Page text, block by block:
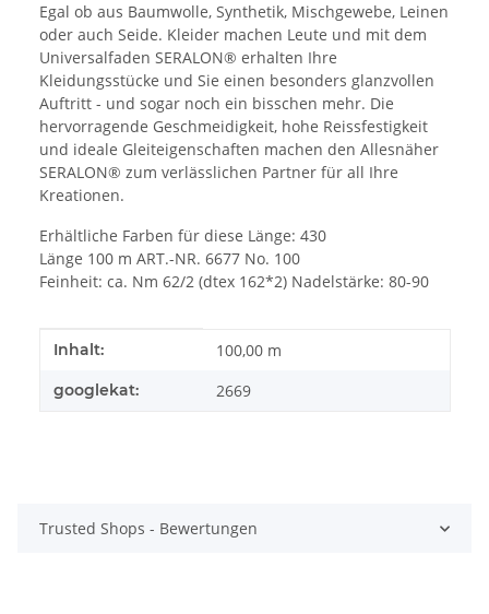
Egal ob aus Baumwolle, Synthetik, Mischgewebe, Leinen
oder auch Seide. Kleider machen Leute und mit dem
Universalfaden SERALON® erhalten Ihre
Kleidungsstücke und Sie einen besonders glanzvollen
Auftritt - und sogar noch ein bisschen mehr. Die
hervorragende Geschmeidigkeit, hohe Reissfestigkeit
und ideale Gleiteigenschaften machen den Allesnäher
SERALON® zum verlässlichen Partner für all Ihre
Kreationen.
Erhältliche Farben für diese Länge: 430
Länge 100 m ART.-NR. 6677 No. 100
Feinheit: ca. Nm 62/2 (dtex 162*2) Nadelstärke: 80-90
Produkteigenschaft
Wert
Inhalt: 100,00 m
googlekat: 2669
Trusted Shops - Bewertungen